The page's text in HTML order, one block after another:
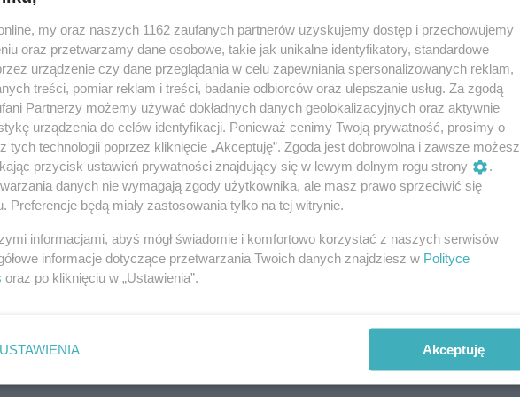
Powiadom znajomych
URL:https://ino.online/go/cO2RaXpNmLr3yK4g
my oraz naszych 1162 zaufanych partnerów uzyskujemy dostęp i przechowujemy
oraz przetwarzamy dane osobowe, takie jak unikalne identyfikatory, standardowe
urządzenie czy dane przeglądania w celu zapewniania spersonalizowanych reklam,
treści, pomiar reklam i treści, badanie odbiorców oraz ulepszanie usług. Za zgodą
Partnerzy możemy używać dokładnych danych geolokalizacyjnych oraz aktywnie
urządzenia do celów identyfikacji. Ponieważ cenimy Twoją prywatność, prosimy o
tych technologii poprzez kliknięcie „Akceptuję”. Zgoda jest dobrowolna i zawsze możesz
przycisk ustawień prywatności znajdujący się w lewym dolnym rogu strony
.
danych nie wymagają zgody użytkownika, ale masz prawo sprzeciwić się
Preferencje będą miały zastosowania tylko na tej witrynie.
informacjami, abyś mógł świadomie i komfortowo korzystać z naszych serwisów
informacje dotyczące przetwarzania Twoich danych znajdziesz w Polityce
oraz po kliknięciu w „Ustawienia”.
USTAWIENIA Akceptuję